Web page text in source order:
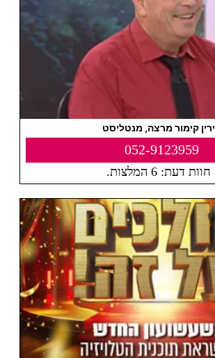
ירין קימור מרצה, מנטליסט
052-9123959
חוות דעת: 6 המלצות.